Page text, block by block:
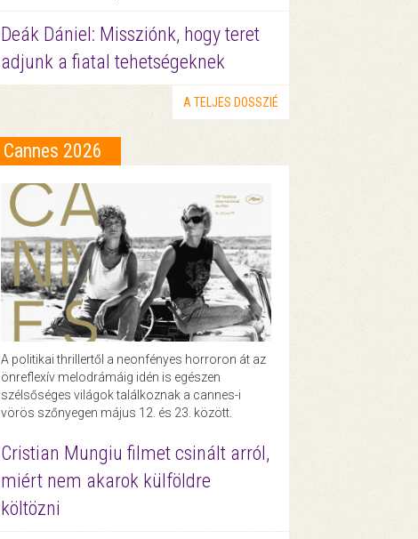
Deák Dániel: Missziónk, hogy teret
adjunk a fiatal tehetségeknek
A TELJES DOSSZIÉ
Cannes 2026
A politikai thrillertől a neonfényes horroron át az
önreflexív melodrámáig idén is egészen
szélsőséges világok találkoznak a cannes-i
vörös szőnyegen május 12. és 23. között.
Cristian Mungiu filmet csinált arról,
miért nem akarok külföldre
költözni